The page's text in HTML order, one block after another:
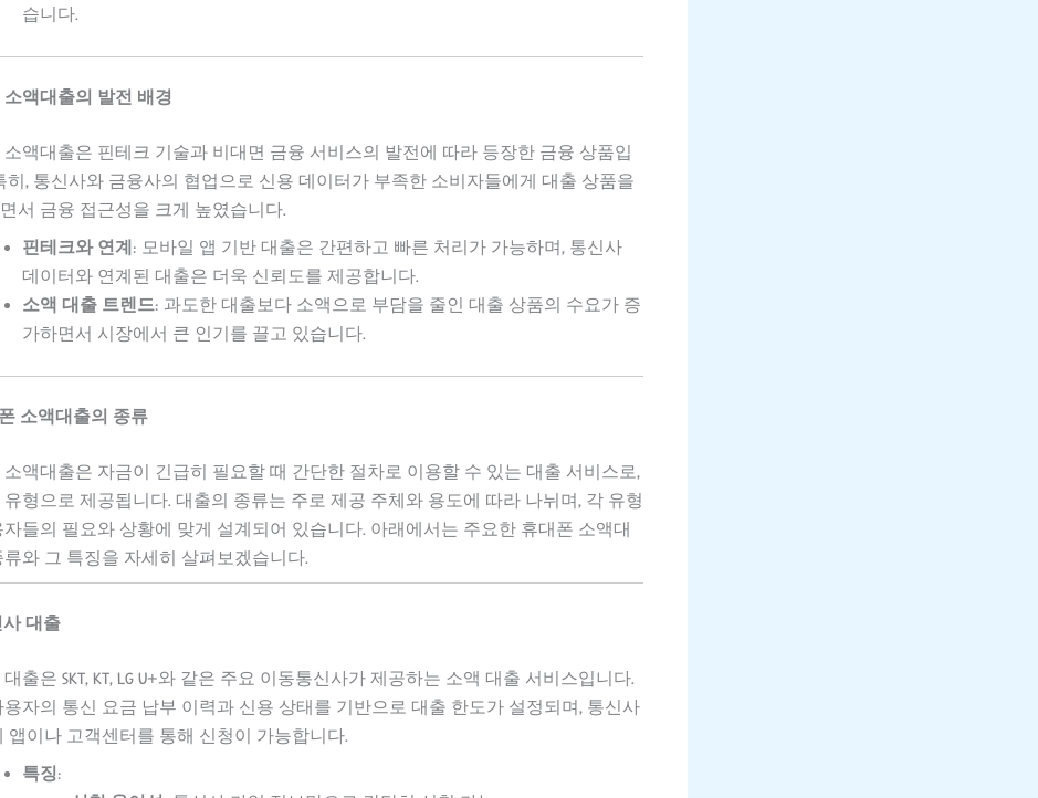
습니다.
소액대출의 발전 배경
소액대출은 핀테크 기술과 비대면 금융 서비스의 발전에 따라 등장한 금융 상품입
히, 통신사와 금융사의 협업으로 신용 데이터가 부족한 소비자들에게 대출 상품을
서 금융 접근성을 크게 높였습니다.
핀테크와 연계 : 모바일 앱 기반 대출은 간편하고 빠른 처리가 가능하며, 통신사
데이터와 연계된 대출은 더욱 신뢰도를 제공합니다.
소액 대출 트렌드: 과도한 대출보다 소액으로 부담을 줄인 대출 상품의 수요가 증
가하면서 시장에서 큰 인기를 끌고 있습니다.
소액대출의 종류
소액대출은 자금이 긴급히 필요할 때 간단한 절차로 이용할 수 있는 대출 서비스로,
유형으로 제공됩니다. 대출의 종류는 주로 제공 주체와 용도에 따라 나뉘며, 각 유형
자들의 필요와 상황에 맞게 설계되어 있습니다. 아래에서는 주요한 휴대폰 소액대
류와 그 특징을 자세히 살펴보겠습니다.
사 대출
출은 SKT, KT, LG U+와 같은 주요 이동통신사가 제공하는 소액 대출 서비스입니다.
용자의 통신 요금 납부 이력과 신용 상태를 기반으로 대출 한도가 설정되며, 통신사
앱이나 고객센터를 통해 신청이 가능합니다.
특징: